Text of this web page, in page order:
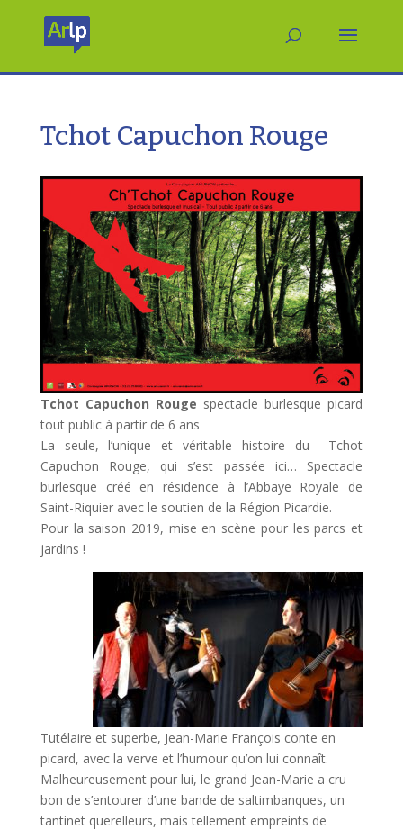
Tchot Capuchon Rouge
Tchot Capuchon Rouge spectacle burlesque picard
tout public à partir de 6 ans
La seule, l’unique et véritable histoire du Tchot
Capuchon Rouge, qui s’est passée ici… Spectacle
burlesque créé en résidence à l’Abbaye Royale de
Saint-Riquier avec le soutien de la Région Picardie.
Pour la saison 2019, mise en scène pour les parcs et
jardins !
Tutélaire et superbe, Jean-Marie François conte en
picard, avec la verve et l’humour qu’on lui connaît.
Malheureusement pour lui, le grand Jean-Marie a cru
bon de s’entourer d’une bande de saltimbanques, un
tantinet querelleurs, mais tellement empreints de